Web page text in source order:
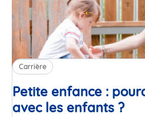
Carrière
Petite enfance :
avec les enfants ?